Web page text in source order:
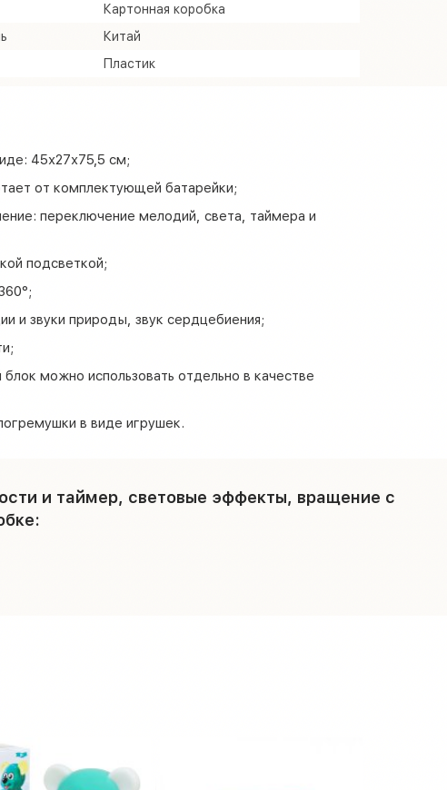
Картонная коробка
Китай
Пластик
45х27х75,5 см;
от комплектующей батарейки;
переключение мелодий, света, таймера и
подсветкой;
и звуки природы, звук сердцебиения;
можно использовать отдельно в качестве
в виде игрушек.
и таймер, световые эффекты, вращение с